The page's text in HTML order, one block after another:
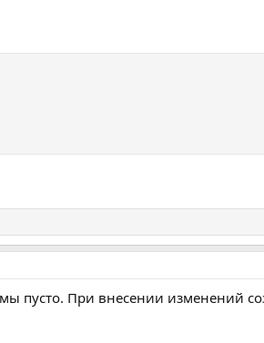
пусто. При внесении изменений